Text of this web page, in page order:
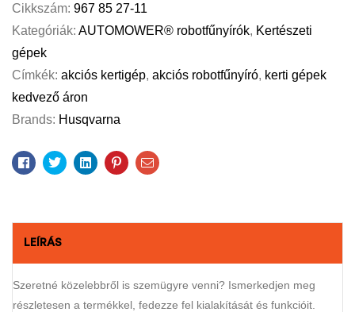
Cikkszám: 967 85 27-11
Kategóriák: AUTOMOWER® robotfűnyírók, Kertészeti
gépek
Címkék: akciós kertigép, akciós robotfűnyíró, kerti gépek
kedvező áron
Brands: Husqvarna
Facebook
TwitterLinkedinPinterestEmail
LEÍRÁS
Szeretné közelebbről is szemügyre venni? Ismerkedjen meg
részletesen a termékkel, fedezze fel kialakítását és funkcióit.